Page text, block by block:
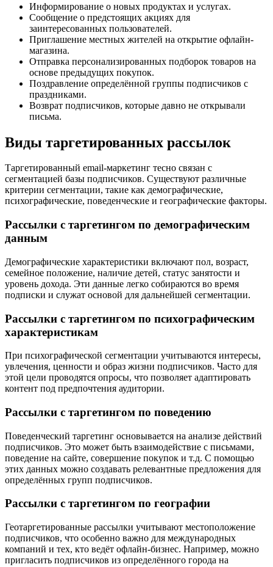
Информирование о новых продуктах и услугах.
Сообщение о предстоящих акциях для
заинтересованных пользователей.
Приглашение местных жителей на открытие офлайн-
магазина.
Отправка персонализированных подборок товаров на
основе предыдущих покупок.
Поздравление определённой группы подписчиков с
праздниками.
Возврат подписчиков, которые давно не открывали
письма.
Виды таргетированных рассылок
Таргетированный email-маркетинг тесно связан с
сегментацией базы подписчиков. Существуют различные
критерии сегментации, такие как демографические,
психографические, поведенческие и географические факторы.
Рассылки с таргетингом по демографическим
данным
Демографические характеристики включают пол, возраст,
семейное положение, наличие детей, статус занятости и
уровень дохода. Эти данные легко собираются во время
подписки и служат основой для дальнейшей сегментации.
Рассылки с таргетингом по психографическим
характеристикам
При психографической сегментации учитываются интересы,
увлечения, ценности и образ жизни подписчиков. Часто для
этой цели проводятся опросы, что позволяет адаптировать
контент под предпочтения аудитории.
Рассылки с таргетингом по поведению
Поведенческий таргетинг основывается на анализе действий
подписчиков. Это может быть взаимодействие с письмами,
поведение на сайте, совершение покупок и т.д. С помощью
этих данных можно создавать релевантные предложения для
определённых групп подписчиков.
Рассылки с таргетингом по географии
Геотаргетированные рассылки учитывают местоположение
подписчиков, что особенно важно для международных
компаний и тех, кто ведёт офлайн-бизнес. Например, можно
пригласить подписчиков из определённого города на